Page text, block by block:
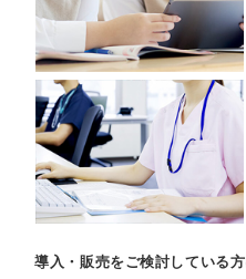
導入・販売をご検討している